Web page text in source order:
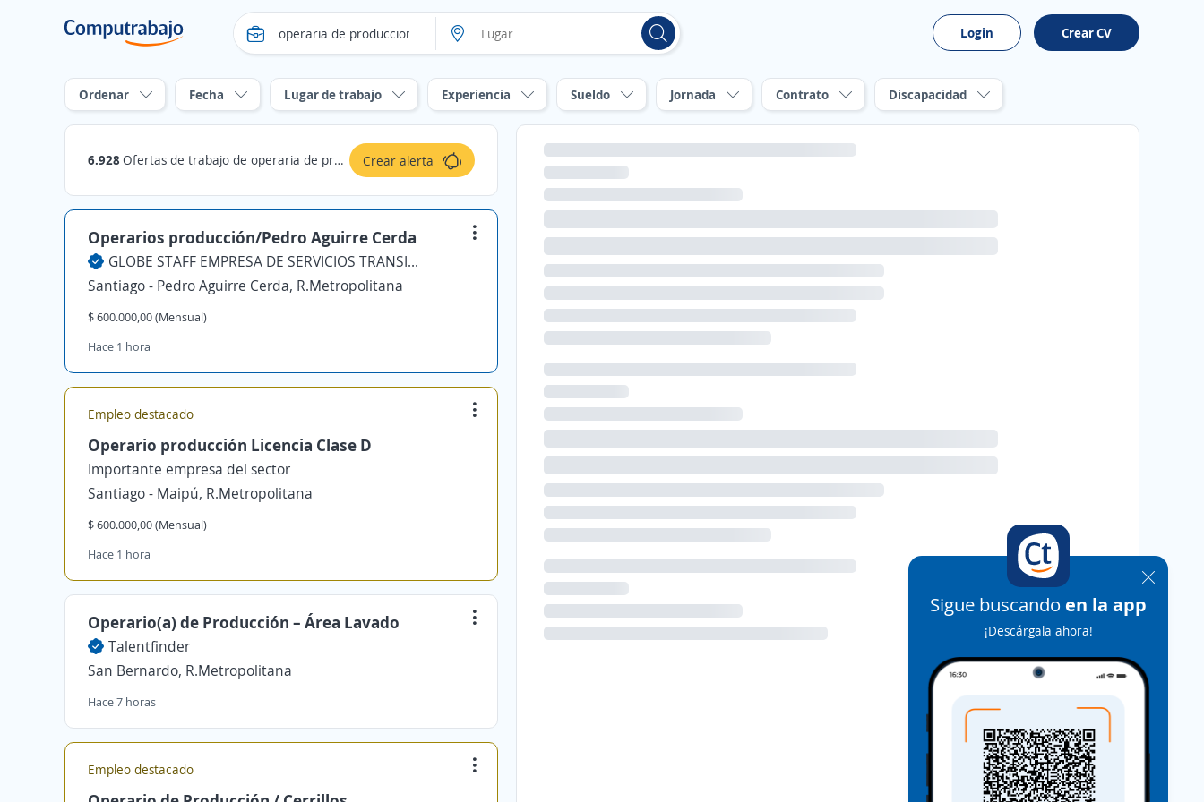
Login Crear CV
Ordenar Fecha Lugar de trabajo Experiencia Sueldo Jornada Contrato Discapacidad
6.928 Ofertas de trabajo de operaria de produccion en Chile Crear alerta
Operarios producción/Pedro Aguirre Cerda
GLOBE STAFF EMPRESA DE SERVICIOS TRANSITORIOS SPA.
Santiago - Pedro Aguirre Cerda, R.Metropolitana
$ 600.000,00 (Mensual)
Hace 1 hora
Empleo destacado
Operario producción Licencia Clase D
Importante empresa del sector
Santiago - Maipú, R.Metropolitana
$ 600.000,00 (Mensual)
Hace 1 hora
Operario(a) de Producción – Área Lavado
Talentfinder
San Bernardo, R.Metropolitana
Hace 7 horas
Empleo destacado
Sigue buscando en la app
¡Descárgala ahora!